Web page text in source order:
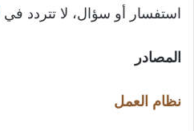
استفسار أو سؤال، لا تتردد في
المصادر
نظام العمل